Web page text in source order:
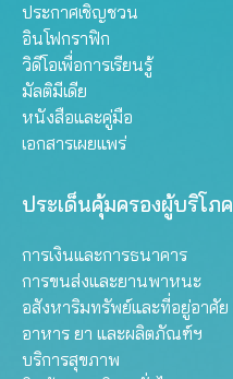
ประกาศเชิญชวน
อินโฟกราฟิก
วิดีโอเพื่อการเรียนรู้
มัลติมีเดีย
หนังสือและคู่มือ
เอกสารเผยแพร่
ประเด็นคุ้มครองผู้บริโภค
การเงินและการธนาคาร
การขนส่งและยานพาหนะ
อสังหาริมทรัพย์และที่อยู่อาศัย
อาหาร ยา และผลิตภัณฑ์ฯ
บริการสุขภาพ